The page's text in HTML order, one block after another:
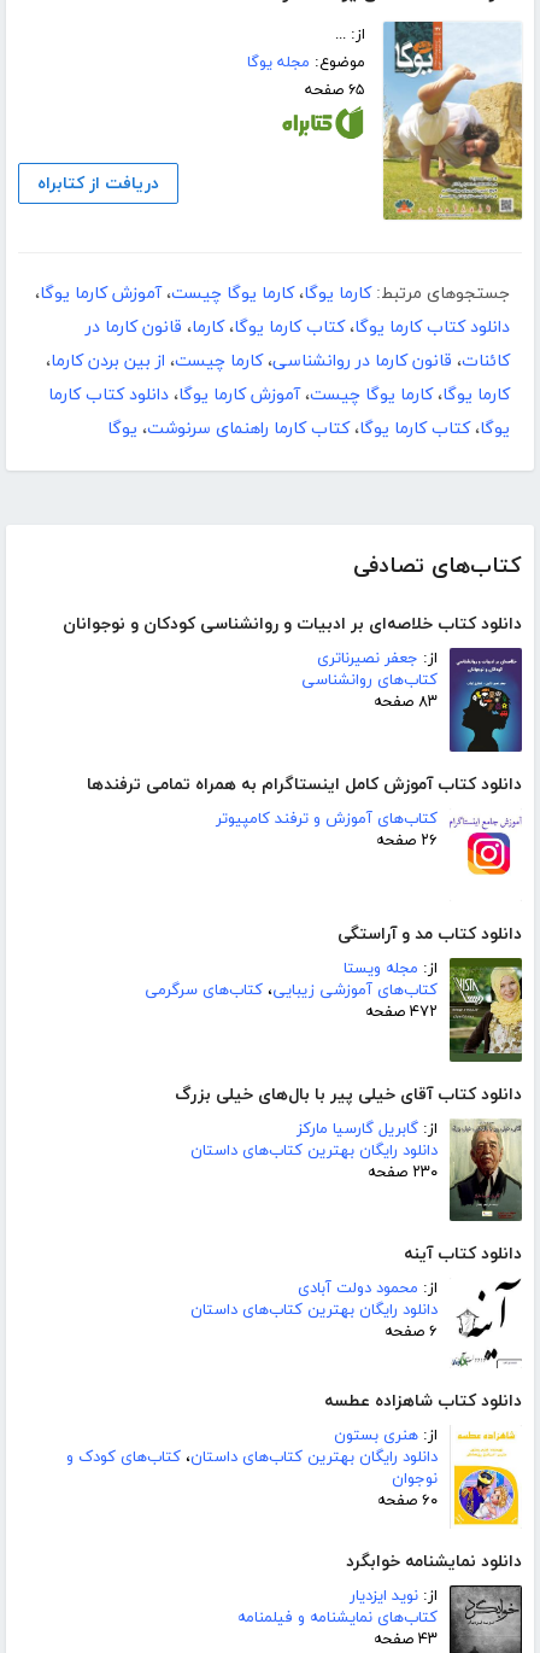
کتاب‌های تصادفی
دانلود کتاب خلاصه‌ای بر ادبیات و روانشناسی کودکان و نوجوانان
از: جعفر نصیرناتری
کتاب‌های روانشناسی
۸۳ صفحه
دانلود کتاب آموزش کامل اینستاگرام به همراه تمامی ترفندها
کتاب‌های آموزش و ترفند کامپیوتر
۲۶ صفحه
دانلود کتاب مد و آراستگی
از: مجله ویستا
کتاب‌های آموزشی زیبایی، کتاب‌های سرگرمی
۴۷۲ صفحه
دانلود کتاب آقای خیلی پیر با بال‌‌های خیلی بزرگ
از: گابریل گارسیا مارکز
دانلود رایگان بهترین کتاب‌های داستان
۲۳۰ صفحه
دانلود کتاب آینه
از: محمود دولت آبادی
دانلود رایگان بهترین کتاب‌های داستان
۶ صفحه
دانلود کتاب شاهزاده عطسه
از: هنری بستون
دانلود رایگان بهترین کتاب‌های داستان، کتاب‌های کودک و
نوجوان
۶۰ صفحه
دانلود نمایشنامه خوابگرد
از: نوید ایزدیار
کتاب‌های نمایشنامه و فیلمنامه
۴۳ صفحه
از: ...
موضوع: مجله یوگا
۶۵ صفحه
دریافت از کتابراه
جستجوهای مرتبط: کارما یوگا،کارما یوگا چیست،آموزش کارما یوگا،
دانلود کتاب کارما یوگا،کتاب کارما یوگا،کارما، قانون کارما در
کائنات، قانون کارما در روانشناسی،کارما چیست، از بین بردن کارما،
کارما یوگا،کارما یوگا چیست،آموزش کارما یوگا، دانلود کتاب کارما
یوگا،کتاب کارما یوگا،کتاب کارما راهنمای سرنوشت، یوگا